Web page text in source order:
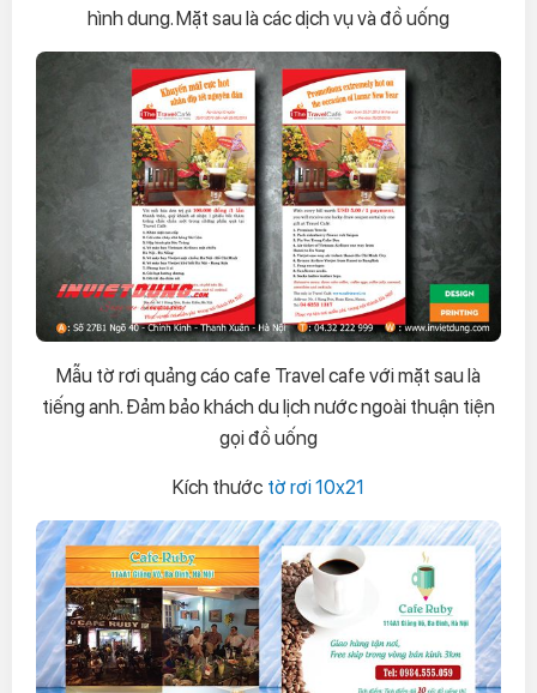
hình dung. Mặt sau là các dịch vụ và đồ uống
Mẫu tờ rơi quảng cáo cafe Travel cafe với mặt sau là
tiếng anh. Đảm bảo khách du lịch nước ngoài thuận tiện
gọi đồ uống
Kích thước tờ rơi 10x21